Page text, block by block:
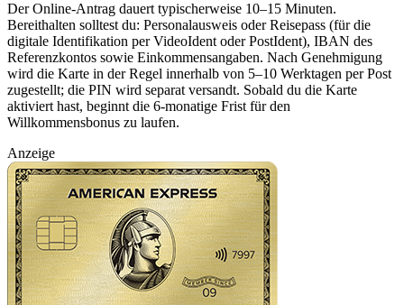
Der Online-Antrag dauert typischerweise 10–15 Minuten.
Bereithalten solltest du: Personalausweis oder Reisepass (für die
digitale Identifikation per VideoIdent oder PostIdent), IBAN des
Referenzkontos sowie Einkommensangaben. Nach Genehmigung
wird die Karte in der Regel innerhalb von 5–10 Werktagen per Post
zugestellt; die PIN wird separat versandt. Sobald du die Karte
aktiviert hast, beginnt die 6-monatige Frist für den
Willkommensbonus zu laufen.
Anzeige